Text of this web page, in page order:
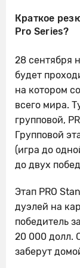
Краткое
Pro Series?
28 сентября
будет
на котором
всего мира.
групповой,
Групповой
(игра до
до двух
Этап PRO
дуэлей на
победитель
20 000 долл.
заберут